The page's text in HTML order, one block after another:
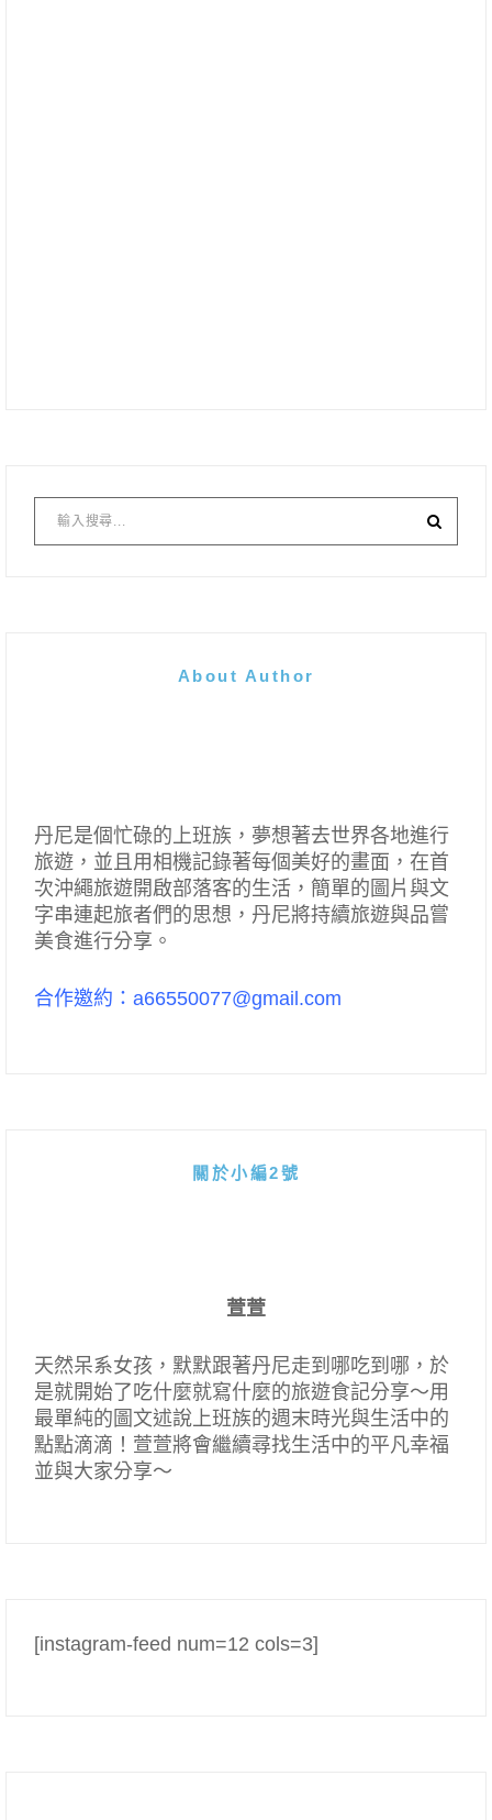
About Author
丹尼是個忙碌的上班族，夢想著去世界各地進行
旅遊，並且用相機記錄著每個美好的畫面，在首
次沖繩旅遊開啟部落客的生活，簡單的圖片與文
字串連起旅者們的思想，丹尼將持續旅遊與品嘗
美食進行分享。
合作邀約：a66550077@gmail.com
關於小編2號
萱萱
天然呆系女孩，默默跟著丹尼走到哪吃到哪，於
是就開始了吃什麼就寫什麼的旅遊食記分享～用
最單純的圖文述說上班族的週末時光與生活中的
點點滴滴！萱萱將會繼續尋找生活中的平凡幸福
並與大家分享～
[instagram-feed num=12 cols=3]